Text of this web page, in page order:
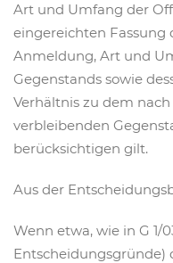
Art und Umfang der
eingereichten Fassung
Anmeldung, Art und
Gegenstands sowie
Verhältnis zu dem
verbleibenden
berücksichtigen gilt.
Aus der
Wenn etwa, wie in G 1/
Entscheidungsgründe)